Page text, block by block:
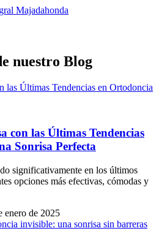
nuestro Blog
con las Últimas Tendencias
Sonrisa Perfecta
significativamente en los últimos
opciones más efectivas, cómodas y
enero de 2025